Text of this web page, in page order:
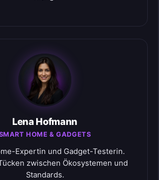
Lena Hofmann
HOME & GADGETS
Expertin und Gadget-Testerin.
zwischen Ökosystemen und
Standards.